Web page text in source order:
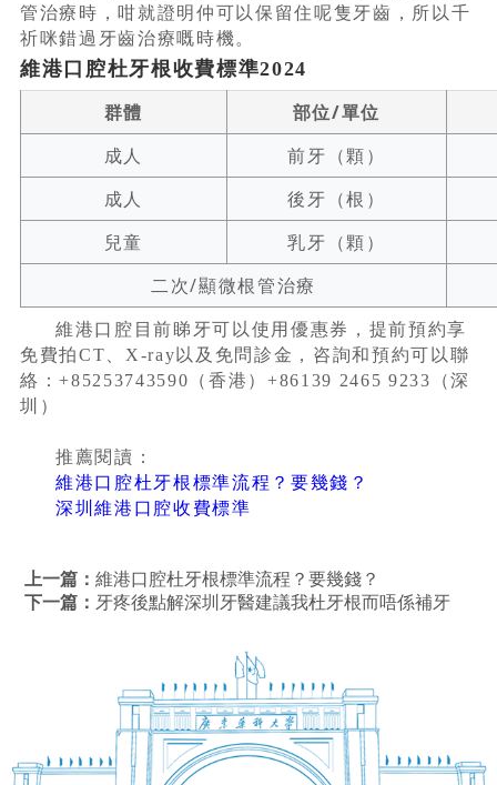
管治療時，咁就證明仲可以保留住呢隻牙齒，所以千
祈咪錯過牙齒治療嘅時機。
維港口腔杜牙根收費標準2024
群體
部位/單位
成人
前牙（顆）
成人
後牙（根）
兒童
乳牙（顆）
二次/顯微根管治療
維港口腔目前睇牙可以使用優惠券，提前預約享
免費拍CT、X-ray以及免問診金，咨詢和預約可以聯
絡：+85253743590（香港）+86139 2465 9233（深
圳）
推薦閱讀：
維港口腔杜牙根標準流程？要幾錢？
深圳維港口腔收費標準
上一篇：​維港口腔杜牙根標準流程？要幾錢？
下一篇： 牙疼後點解深圳牙醫建議我杜牙根而唔係補牙